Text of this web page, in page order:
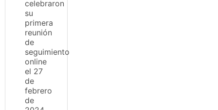
celebraron
su
primera
reunión
de
seguimiento
online
el 27
de
febrero
de